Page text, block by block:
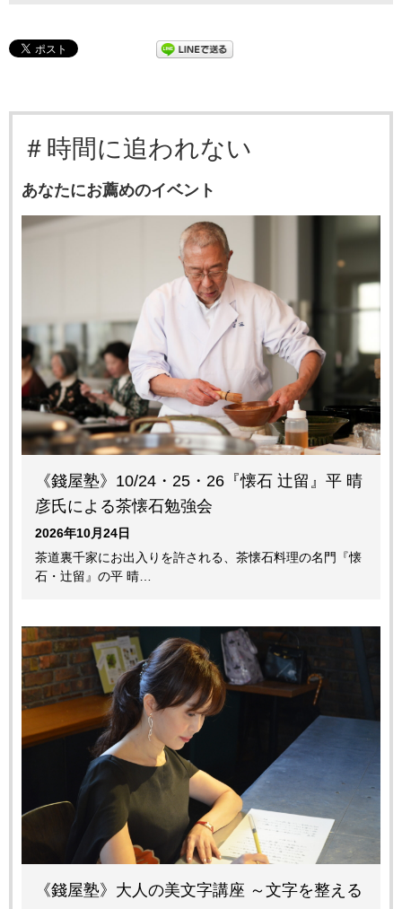
＃時間に追われない
あなたにお薦めのイベント
《錢屋塾》10/24・25・26『懐石 辻留』平 晴
彦氏による茶懐石勉強会
2026年10月24日
茶道裏千家にお出入りを許される、茶懐石料理の名門『懐
石・辻留』の平 晴…
《錢屋塾》大人の美文字講座 ～文字を整える